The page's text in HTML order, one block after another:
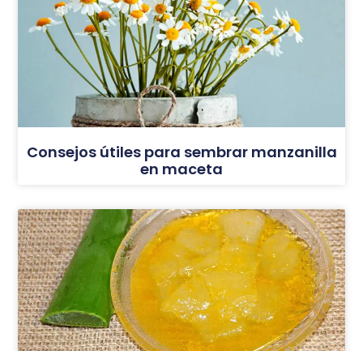
Consejos útiles para sembrar manzanilla
en maceta